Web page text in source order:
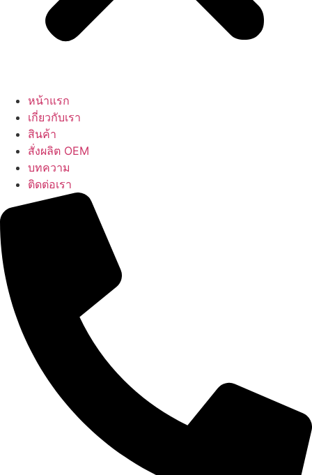
หน้าแรก
เกี่ยวกับเรา
สินค้า
สั่งผลิต OEM
บทความ
ติดต่อเรา